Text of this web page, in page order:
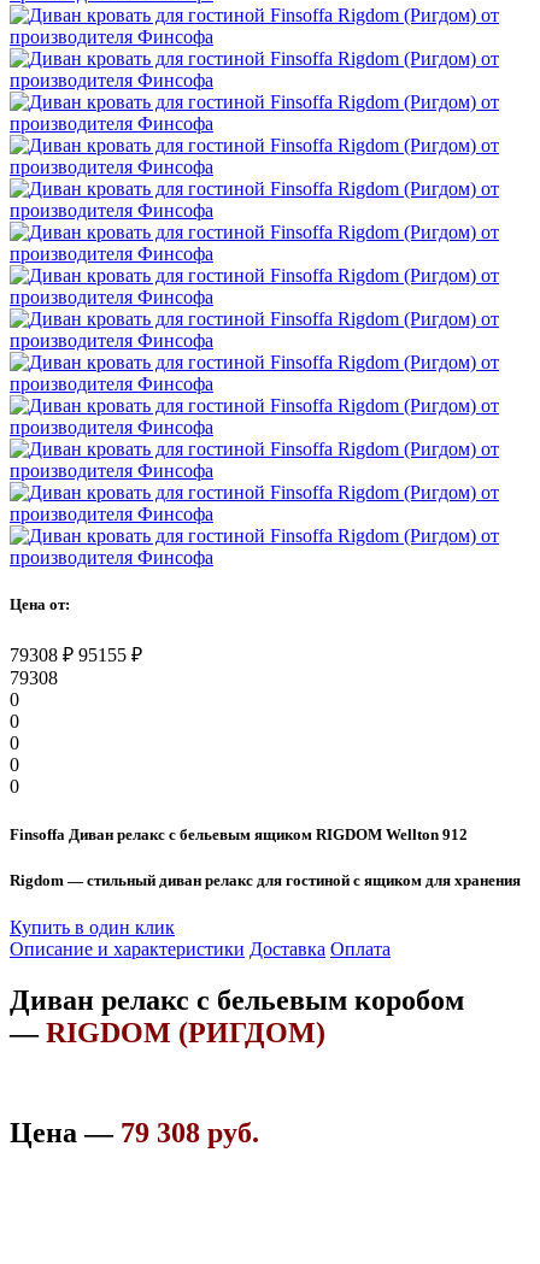
Цена от:
79308 ₽ 95155 ₽
79308
0
0
0
0
0
Finsoffa Диван релакс с бельевым ящиком RIGDOM Wellton 912
Rigdom — стильный диван релакс для гостиной с ящиком для хранения
Купить в один клик
Описание и характеристики Доставка Оплата
Диван релакс с бельевым коробом
—RIGDOM (РИГДОМ)
Цена — 79 308 руб.